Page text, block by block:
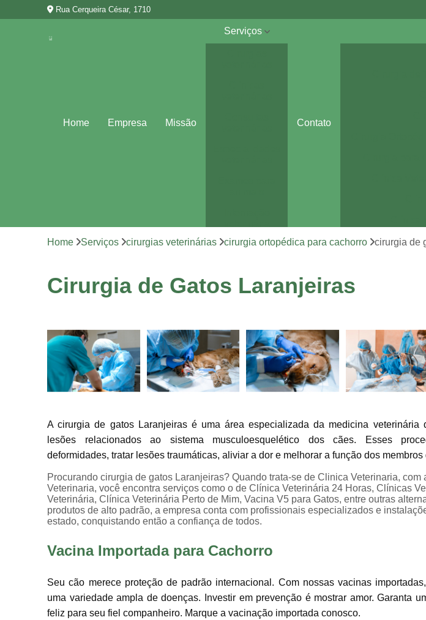
Rua Cerqueira César, 1710
Home Empresa Missão
Serviços
Vacina para
Contato
Consulta de
Consulta
Veterinário
Exame
Exames
Home Serviços cirurgias veterinárias cirurgia ortopédica para cachorro cirurgia de
Cirurgia de Gatos Laranjeiras
A cirurgia de gatos Laranjeiras é uma área especializada da medicina veterinária
lesões relacionados ao sistema musculoesquelético dos cães. Esses
deformidades, tratar lesões traumáticas, aliviar a dor e melhorar a função dos membros
Procurando cirurgia de gatos Laranjeiras? Quando trata-se de Clinica Veterinaria, com
Veterinaria, você encontra serviços como o de Clínica Veterinária 24 Horas, Clínicas
Veterinária, Clínica Veterinária Perto de Mim, Vacina V5 para Gatos, entre outras
produtos de alto padrão, a empresa conta com profissionais especializados e
estado, conquistando então a confiança de todos.
Vacina Importada para Cachorro
Seu cão merece proteção de padrão internacional. Com nossas vacinas
uma variedade ampla de doenças. Investir em prevenção é mostrar amor. Garanta
feliz para seu fiel companheiro. Marque a vacinação importada conosco.